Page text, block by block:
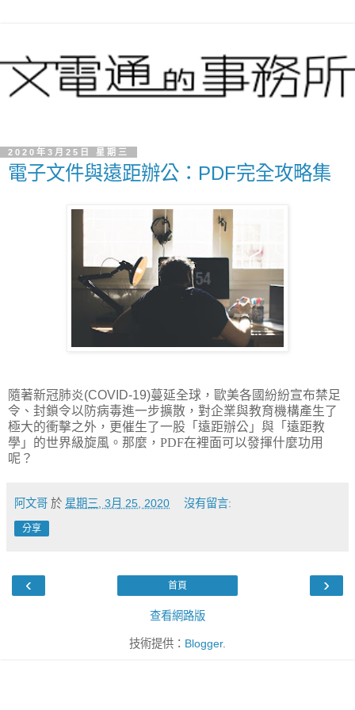
2020年3月25日 星期三
電子文件與遠距辦公：PDF完全攻略集
隨著新冠肺炎(COVID-19)蔓延全球，歐美各國紛紛宣布禁足
令、封鎖令以防病毒進一步擴散，對企業與教育機構產生了
極大的衝擊之外，更催生了一股「遠距辦公」與「遠距教
學」的世界級旋風。那麼，PDF在裡面可以發揮什麼功用
呢？
阿文哥 於 星期三, 3月 25, 2020 沒有留言:
分享
‹ ›
首頁
查看網路版
技術提供： Blogger.